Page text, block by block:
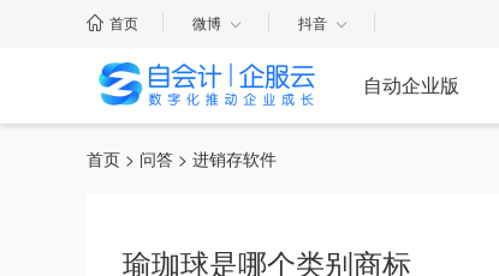
首页 微博 抖音
自动企业版
首页 > 问答 > 进销存软件
瑜珈球是哪个类别商标